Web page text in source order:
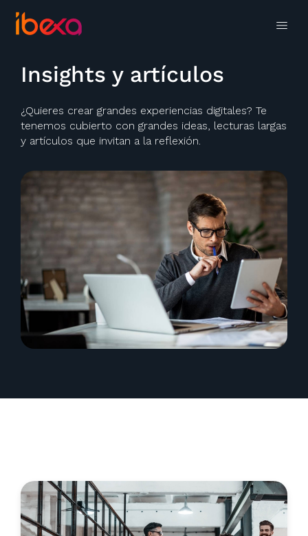
Insights y artículos
¿Quieres crear grandes experiencias digitales? Te
tenemos cubierto con grandes ideas, lecturas largas
y artículos que invitan a la reflexión.